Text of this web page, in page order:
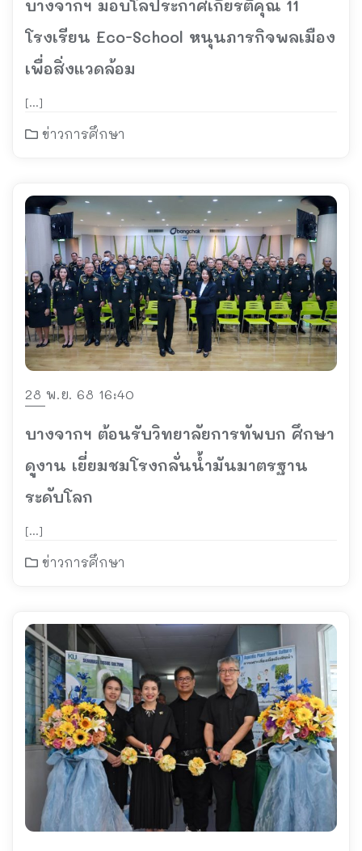
บางจากฯ มอบโล่ประกาศเกียรติคุณ 11
โรงเรียน Eco-School หนุนภารกิจพลเมือง
เพื่อสิ่งแวดล้อม
[…]
ข่าวการศึกษา
28 พ.ย. 68 16:40
บางจากฯ ต้อนรับวิทยาลัยการทัพบก ศึกษา
ดูงาน เยี่ยมชมโรงกลั่นน้ำมันมาตรฐาน
ระดับโลก
[…]
ข่าวการศึกษา